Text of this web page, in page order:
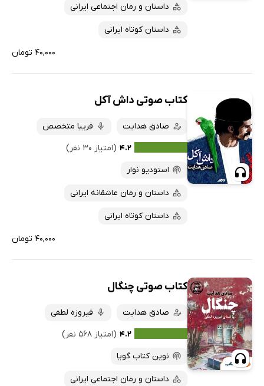
داستان و رمان اجتماعی ایرانی
داستان کوتاه ایرانی
۴۰,۰۰۰ تومان
کتاب صوتی داش آکل
صادق هدایت
فریبا متخصص
۴.۲ (امتیاز ۳۰ نفر)
استودیو نوار
داستان و رمان عاشقانه ایرانی
داستان کوتاه ایرانی
۴۰,۰۰۰ تومان
کتاب صوتی چنگال
صادق هدایت
فیروزه لطفی
۴.۲ (امتیاز ۵۶۸ نفر)
نوین کتاب گویا
داستان و رمان اجتماعی ایرانی